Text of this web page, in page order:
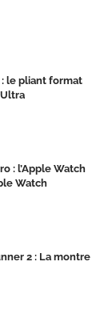
: le pliant format
: l’Apple Watch
Watch
2 : La montre